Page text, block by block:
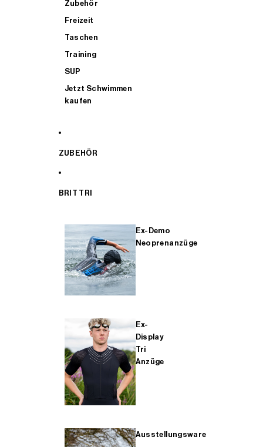
Zubehör
Freizeit
Taschen
Training
SUP
Jetzt Schwimmen
kaufen
ZUBEHÖR
BRIT TRI
Ex-Demo
Neoprenanzüge
Ex-
Display
Tri
Anzüge
Ausstellungsware